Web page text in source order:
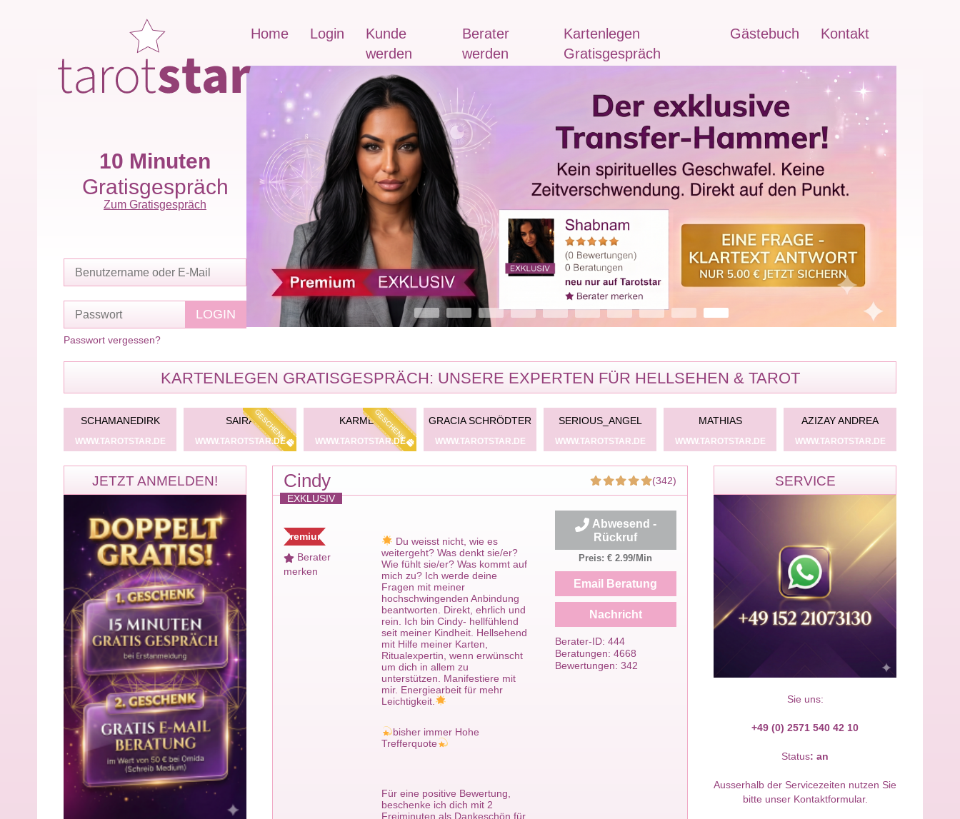
Home Login
Kunde
werden
Berater
werden
Kartenlegen
Gratisgespräch
Gästebuch Kontakt
10 Minuten
Gratisgespräch
Zum Gratisgespräch
Passwort vergessen?
KARTENLEGEN GRATISGESPRÄCH: UNSERE EXPERTEN FÜR HELLSEHEN & TAROT
SCHAMANEDIRK
WWW.TAROTSTAR.DE GESCHENK
SAIRA
WWW.TAROTSTAR.DE GESCHENK
KARMEN
WWW.TAROTSTAR.DE
GRACIA SCHRÖDTER
WWW.TAROTSTAR.DE
SERIOUS_ANGEL
WWW.TAROTSTAR.DE
MATHIAS
WWW.TAROTSTAR.DE
AZIZAY ANDREA
WWW.TAROTSTAR.DE
JETZT ANMELDEN! Cindy
(342)
EXKLUSIV
Premium
Berater
merken
Du weisst nicht, wie es
weitergeht? Was denkt sie/er?
Wie fühlt sie/er? Was kommt auf
mich zu? Ich werde deine
Fragen mit meiner
hochschwingenden Anbindung
beantworten. Direkt, ehrlich und
rein. Ich bin Cindy- hellfühlend
seit meiner Kindheit. Hellsehend
mit Hilfe meiner Karten,
Ritualexpertin, wenn erwünscht
um dich in allem zu
unterstützen. Manifestiere mit
mir. Energiearbeit für mehr
Leichtigkeit.
bisher immer Hohe
Trefferquote
Für eine positive Bewertung,
beschenke ich dich mit 2
Freiminuten als Dankeschön für
Abwesend -
Rückruf
Preis: € 2.99/Min
Email Beratung
Nachricht
Berater-ID: 444
Beratungen: 4668
Bewertungen: 342
SERVICE
Sie uns:
+49 (0) 2571 540 42 10
Status: an
Ausserhalb der Servicezeiten nutzen Sie
bitte unser Kontaktformular.